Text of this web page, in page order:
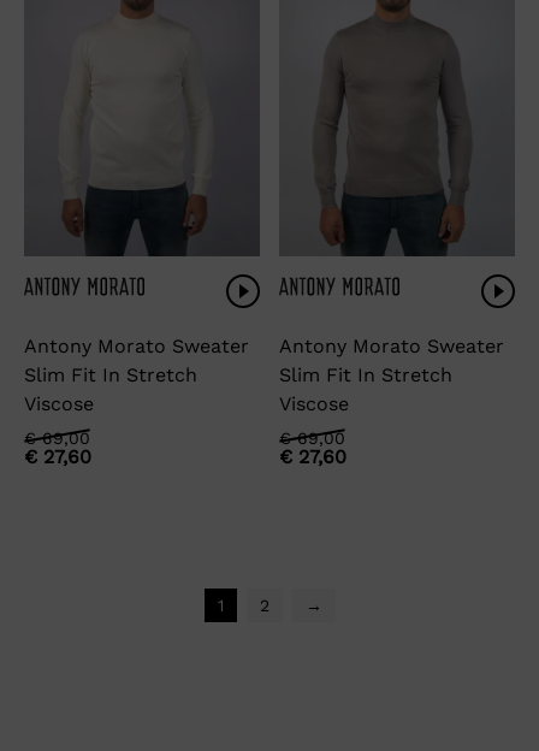
Antony Morato Sweater
Slim Fit In Stretch
Viscose
€69,00
Oorspronkelijke
prijs
€ 27,60
Huidige
prijs
Antony Morato Sweater
Slim Fit In Stretch
Viscose
€69,00
Oorspronkelijke
prijs
€ 27,60
Huidige
prijs
1 2 →